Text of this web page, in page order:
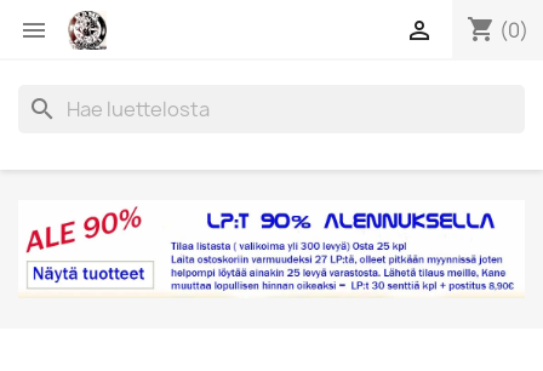
 shopping_cart (0)

search